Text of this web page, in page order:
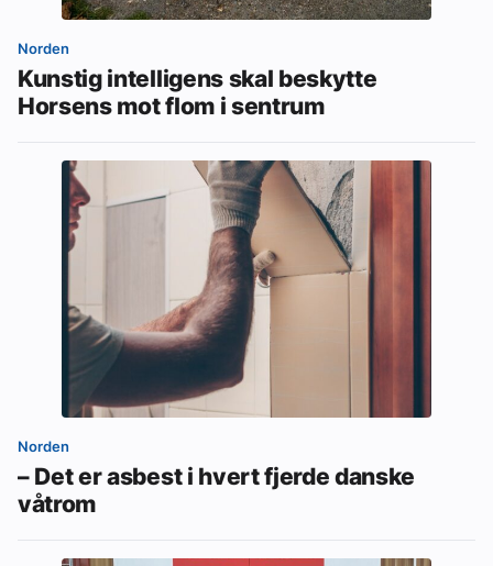
Norden
Kunstig intelligens skal beskytte
Horsens mot flom i sentrum
Norden
– Det er asbest i hvert fjerde danske
våtrom